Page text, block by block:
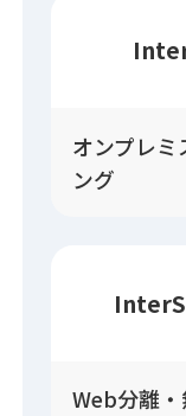
オンプレミ
ング
Web分離